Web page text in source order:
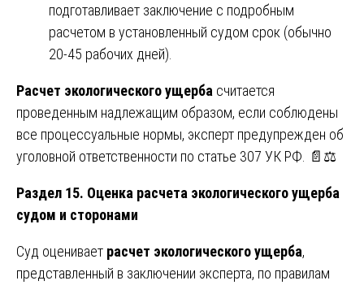
подготавливает заключение с подробным
расчетом в установленный судом срок (обычно
20-45 рабочих дней).
Расчет экологического ущерба считается
проведенным надлежащим образом, если соблюдены
все процессуальные нормы, эксперт предупрежден об
уголовной ответственности по статье 307 УК РФ. 📄⚖️
Раздел 15. Оценка расчета экологического ущерба
судом и сторонами
Суд оценивает расчет экологического ущерба,
представленный в заключении эксперта, по правилам